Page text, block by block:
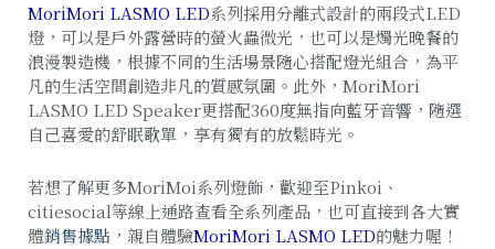
MoriMori LASMO LED系列採用分離式設計的兩段式LED
燈，可以是戶外露營時的螢火蟲微光，也可以是燭光晚餐的
浪漫製造機，根據不同的生活場景隨心搭配燈光組合，為平
凡的生活空間創造非凡的質感氛圍。此外，MoriMori
LASMO LED Speaker更搭配360度無指向藍牙音響，隨選
自己喜愛的舒眠歌單，享有獨有的放鬆時光。
若想了解更多MoriMoi系列燈飾，歡迎至Pinkoi、
citiesocial等線上通路查看全系列產品，也可直接到各大實
體銷售據點 ，親自體驗MoriMori LASMO LED的魅力喔！